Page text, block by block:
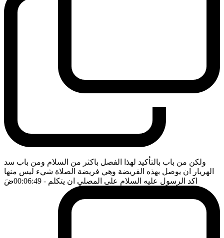
ولكن من باب بالتأكيد لهذا الفصل باكثر من السلام ومن باب سد
الهريار ان يوصل بهذه الفريضة وهي فريضة الصلاة شيء ليس منها
اكد الرسول عليه السلام على المصلي ان يتكلم - 00:06:49 ضَ